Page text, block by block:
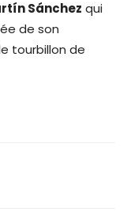
Sánchez qui
de son
tourbillon de